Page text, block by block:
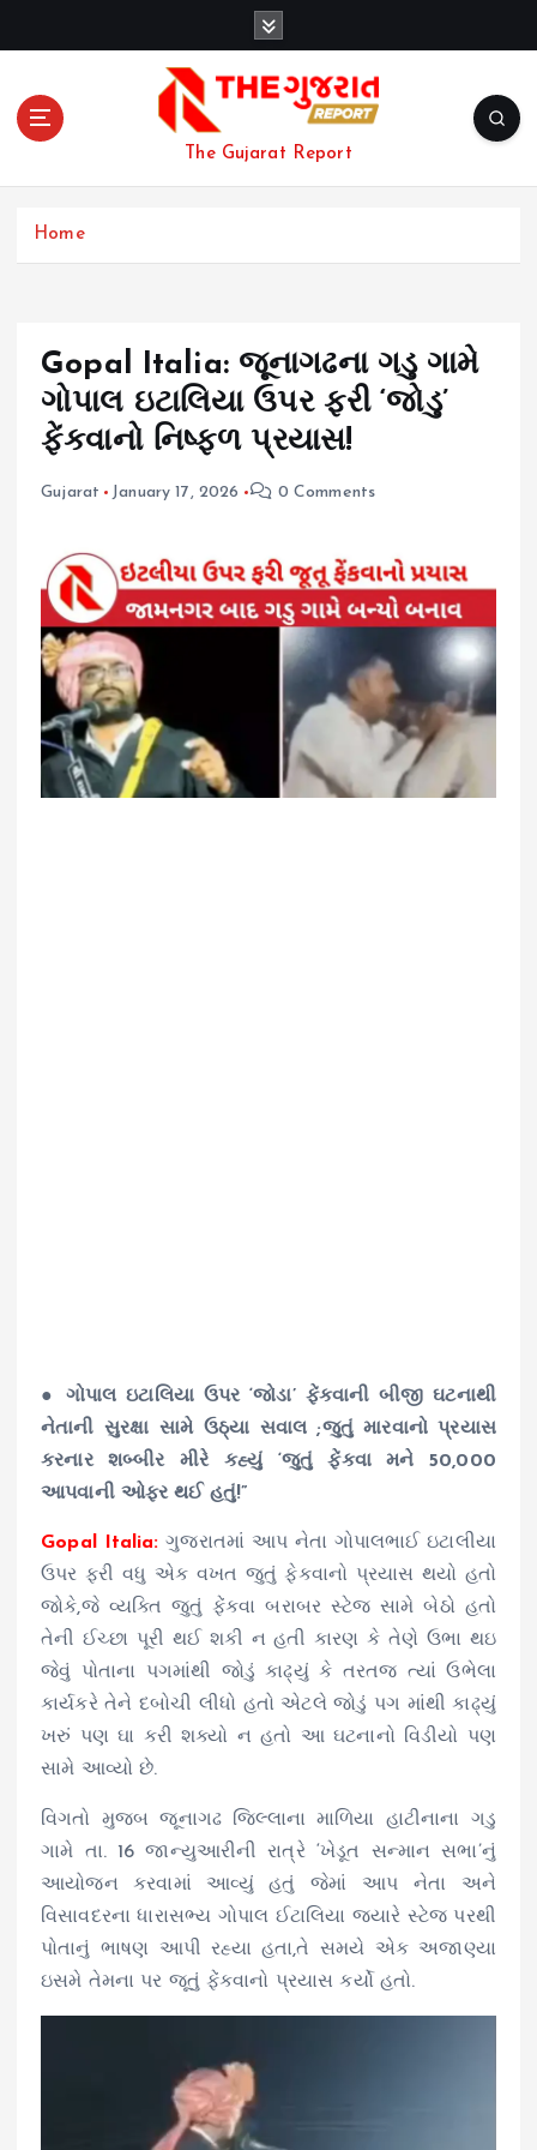
The Gujarat Report
Home
Gopal Italia: જૂનાગઢના ગડુ ગામે
ગોપાલ ઇટાલિયા ઉપર ફરી ‘જોડુ’
ફેંકવાનો નિષ્ફળ પ્રયાસ!
Gujarat January 17, 2026 0 Comments
● ગોપાલ ઇટાલિયા ઉપર ‘જોડા’ ફેંકવાની બીજી ઘટનાથી
નેતાની સુરક્ષા સામે ઉઠ્યા સવાલ ;જુતું મારવાનો પ્રયાસ
કરનાર શબ્બીર મીરે કહ્યું ‘જુતું ફેંકવા મને 50,000
આપવાની ઓફર થઈ હતું!”
Gopal Italia: ગુજરાતમાં આપ નેતા ગોપાલભાઈ ઇટાલીયા
ઉપર ફરી વધુ એક વખત જુતું ફેકવાનો પ્રયાસ થયો હતો
જોકે,જે વ્યક્તિ જુતું ફેંકવા બરાબર સ્ટેજ સામે બેઠો હતો
તેની ઈચ્છા પૂરી થઈ શકી ન હતી કારણ કે તેણે ઉભા થઇ
જેવું પોતાના પગમાંથી જોડું કાઢ્યું કે તરતજ ત્યાં ઉભેલા
કાર્યકરે તેને દબોચી લીધો હતો એટલે જોડું પગ માંથી કાઢ્યું
ખરું પણ ઘા કરી શક્યો ન હતો આ ઘટનાનો વિડીયો પણ
સામે આવ્યો છે.
વિગતો મુજબ જૂનાગઢ જિલ્લાના માળિયા હાટીનાના ગડુ
ગામે તા. 16 જાન્યુઆરીની રાત્રે ‘ખેડૂત સન્માન સભા’નું
આયોજન કરવામાં આવ્યું હતું જેમાં આપ નેતા અને
વિસાવદરના ધારાસભ્ય ગોપાલ ઈટાલિયા જ્યારે સ્ટેજ પરથી
પોતાનું ભાષણ આપી રહ્યા હતા,તે સમયે એક અજાણ્યા
ઇસમે તેમના પર જૂતું ફેંકવાનો પ્રયાસ કર્યો હતો.